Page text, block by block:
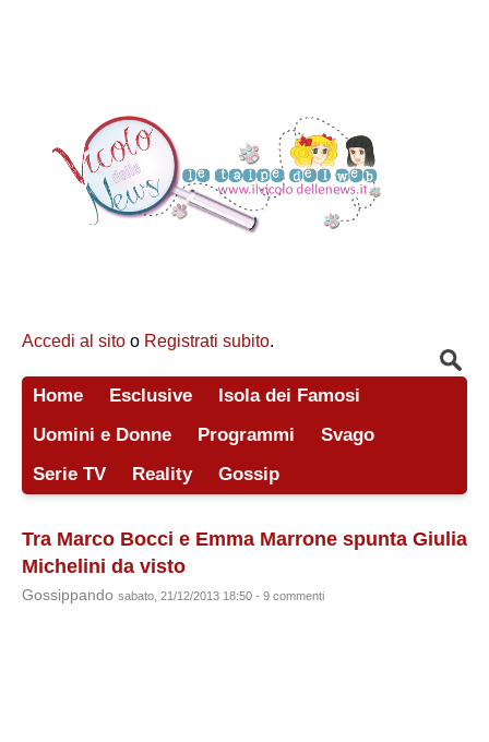
Accedi al sito o Registrati subito.
Home Esclusive
Isola dei Famosi
Uomini e Donne
Programmi
Svago
Serie TV
Reality Gossip
Tra Marco Bocci e Emma Marrone spunta Giulia
Michelini da visto
Gossippando sabato, 21/12/2013 18:50 - 9 commenti